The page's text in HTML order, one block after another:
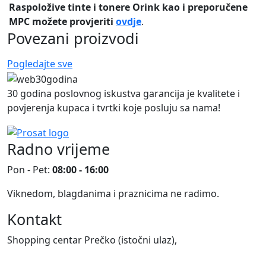
Raspoložive tinte i tonere Orink kao i preporučene
MPC možete provjeriti ovdje.
Povezani proizvodi
Pogledajte sve
30 godina poslovnog iskustva garancija je kvalitete i
povjerenja kupaca i tvrtki koje posluju sa nama!
Radno vrijeme
Pon - Pet: 08:00 - 16:00
Viknedom, blagdanima i praznicima ne radimo.
Kontakt
Shopping centar Prečko (istočni ulaz),